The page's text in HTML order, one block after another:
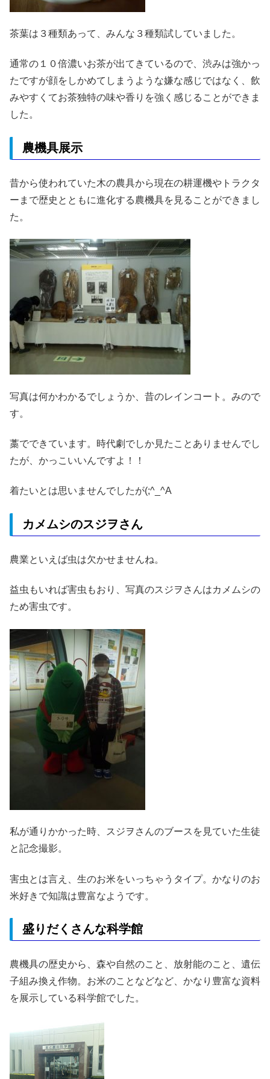
茶葉は３種類あって、みんな３種類試していました。
通常の１０倍濃いお茶が出てきているので、渋みは強かっ
たですが顔をしかめてしまうような嫌な感じではなく、飲
みやすくてお茶独特の味や香りを強く感じることができま
した。
農機具展示
昔から使われていた木の農具から現在の耕運機やトラクタ
ーまで歴史とともに進化する農機具を見ることができまし
た。
写真は何かわかるでしょうか、昔のレインコート。みので
す。
藁でできています。時代劇でしか見たことありませんでし
たが、かっこいいんですよ！！
着たいとは思いませんでしたが(;^_^A
カメムシのスジヲさん
農業といえば虫は欠かせませんね。
益虫もいれば害虫もおり、写真のスジヲさんはカメムシの
ため害虫です。
私が通りかかった時、スジヲさんのブースを見ていた生徒
と記念撮影。
害虫とは言え、生のお米をいっちゃうタイプ。かなりのお
米好きで知識は豊富なようです。
盛りだくさんな科学館
農機具の歴史から、森や自然のこと、放射能のこと、遺伝
子組み換え作物。お米のことなどなど、かなり豊富な資料
を展示している科学館でした。